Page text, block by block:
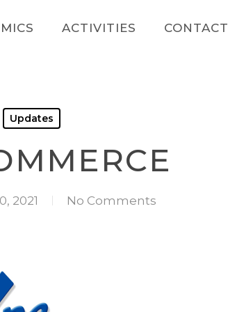
ACTIVITIES CONTACT
Updates
2021 No Comments